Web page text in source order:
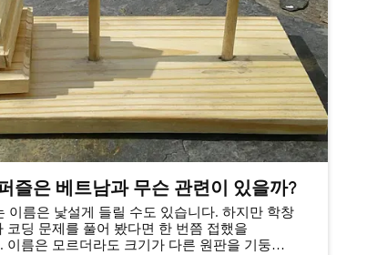
즐은 베트남과 무슨 관련이 있을까?
이름은 낯설게 들릴 수도 있습니다. 하지만 학창
코딩 문제를 풀어 봤다면 한 번쯤 접했을
이름은 모르더라도 크기가 다른 원판을 기둥